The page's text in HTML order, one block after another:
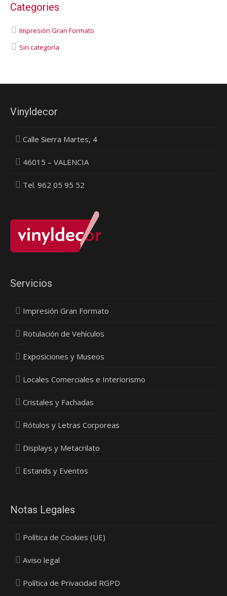
Categories
Impresión Gran Formato
Sin categoría
Vinyldecor
Calle Sierra Martes, 4
46015 – VALENCIA
Tel. 962 05 95 52
Servicios
Impresión Gran Formato
Rotulación de Vehículos
Exposiciones y Museos
Locales Comerciales e Interiorismo
Cristales y Fachadas
Rótulos y Letras Corporeas
Displays y Metacrilato
Estands y Eventos
Notas Legales
Política de Cookies (UE)
Aviso legal
Política de Privacidad RGPD